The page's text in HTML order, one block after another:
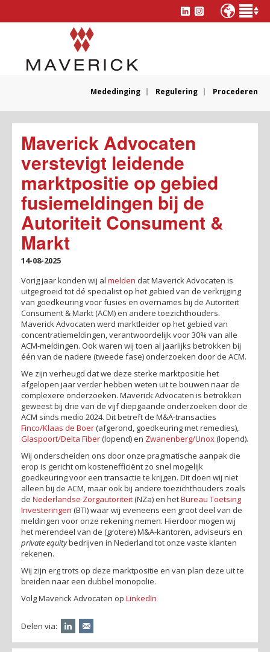
Mededinging Regulering Procederen
Maverick Advocaten
verstevigt leidende
marktpositie op gebied
fusiemeldingen bij de
Autoriteit Consument &
Markt
14-08-2025
Vorig jaar konden wij al melden dat Maverick Advocaten is
uitgegroeid tot dé specialist op het gebied van de verkrijging
van goedkeuring voor fusies en overnames bij de Autoriteit
Consument & Markt (ACM) en andere toezichthouders.
Maverick Advocaten werd marktleider op het gebied van
concentratiemeldingen, verantwoordelijk voor 30% van alle
ACM-meldingen. Ook waren wij toen al jaarlijks betrokken bij
één van de nadere (tweede fase) onderzoeken door de ACM.
We zijn verheugd dat we deze sterke marktpositie het
afgelopen jaar verder hebben weten uit te bouwen naar de
complexere onderzoeken. Maverick Advocaten is betrokken
geweest bij drie van de vijf diepgaande onderzoeken door de
ACM sinds medio 2024. Dit betreft de M&A-transacties
Finco/Klaas de Boer(afgerond, goedkeuring met remedies),
Glaspoort/Delta Fiber(lopend) en Zwanenberg/Unox(lopend).
Wij onderscheiden ons door onze pragmatische aanpak die
erop is gericht om kostenefficiënt zo snel mogelijk
goedkeuring voor een transactie te krijgen. Dit doen wij niet
alleen bij de ACM, maar ook bij andere toezichthouders zoals
de Nederlandse Zorgautoriteit(NZa) en hetBureau Toetsing
Investeringen (BTI) waar wij eveneens een groot deel van de
meldingen voor onze rekening nemen. Hierdoor mogen wij
het merendeel van de (grotere) M&A-kantoren, adviseurs en
private equitybedrijven in Nederland tot onze vaste klanten
rekenen.
Wij zijn erg trots op deze marktpositie en van plan deze uit te
breiden naar een dubbel monopolie.
Volg Maverick Advocaten op LinkedIn
Delen via: